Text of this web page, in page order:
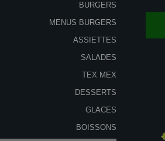
BURGERS
MENUS BURGERS
ASSIETTES
SALADES
TEX MEX
DESSERTS
GLACES
BOISSONS